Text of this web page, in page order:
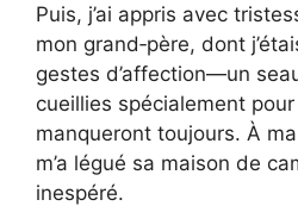
Puis, j’ai appris avec
mon grand‑père, dont
gestes d’affection—un
cueillies spécialement
manqueront toujours. À
m’a légué sa maison de
inespéré.